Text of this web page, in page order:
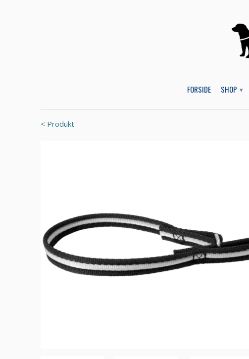
FORSIDE SHOP ▾
< Produkt